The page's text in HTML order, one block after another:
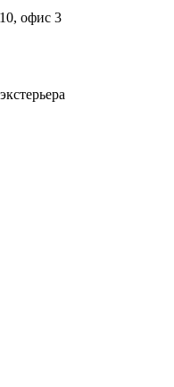
офис 3